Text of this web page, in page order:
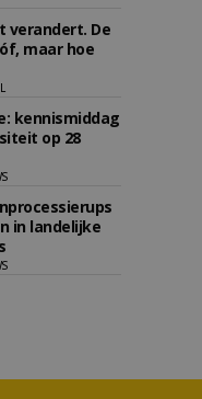
verandert. De
maar hoe
kennismiddag
op 28
in landelijke